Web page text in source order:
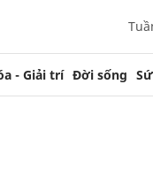
- Giải trí Đời sống